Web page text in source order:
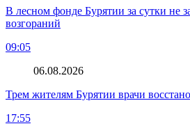
В лесном фонде Бурятии за сутки не
возгораний
09:05
06.08.2026
Трем жителям Бурятии врачи
17:55